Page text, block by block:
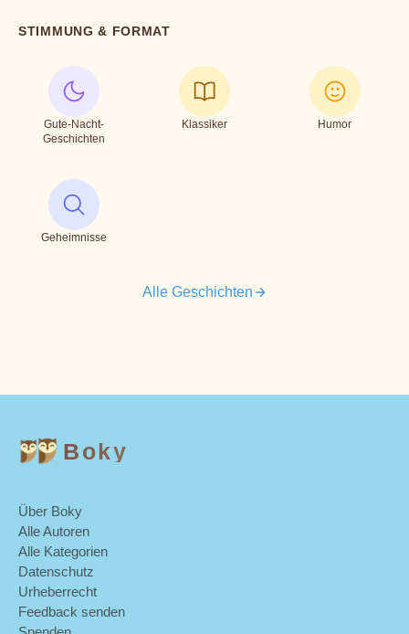
STIMMUNG & FORMAT
Gute-Nacht-
Geschichten
Klassiker Humor
Geheimnisse
Alle Geschichten
Boky
Über Boky
Alle Autoren
Alle Kategorien
Datenschutz
Urheberrecht
Feedback senden